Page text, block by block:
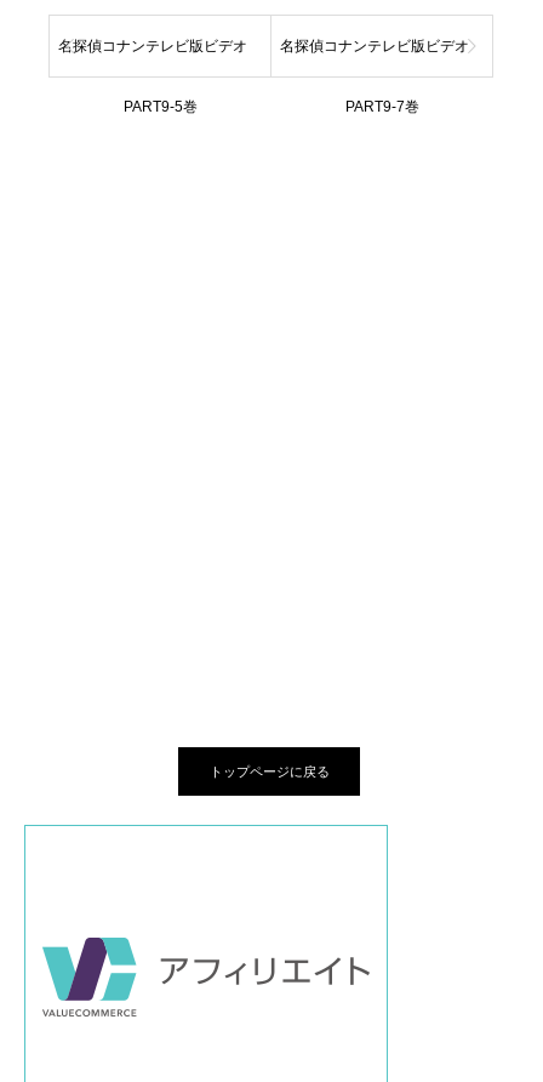
名探偵コナンテレビ版ビデオ
PART9-5巻
名探偵コナンテレビ版ビデオ
PART9-7巻
トップページに戻る